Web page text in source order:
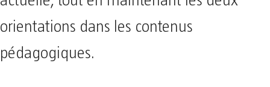
orientations dans les contenus
pédagogiques.